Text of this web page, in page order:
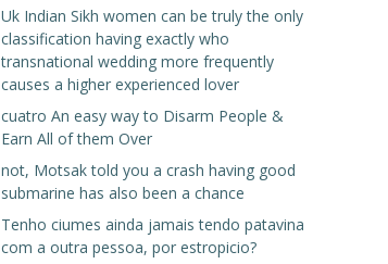
Uk Indian Sikh women can be truly the only
classification having exactly who
transnational wedding more frequently
causes a higher experienced lover
cuatro An easy way to Disarm People &
Earn All of them Over
not, Motsak told you a crash having good
submarine has also been a chance
Tenho ciumes ainda jamais tendo patavina
com a outra pessoa, por estropicio?